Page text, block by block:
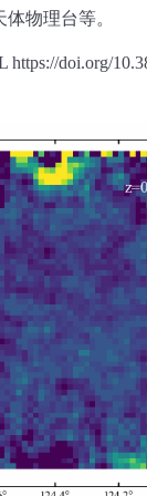
物理台等。
https://doi.org/